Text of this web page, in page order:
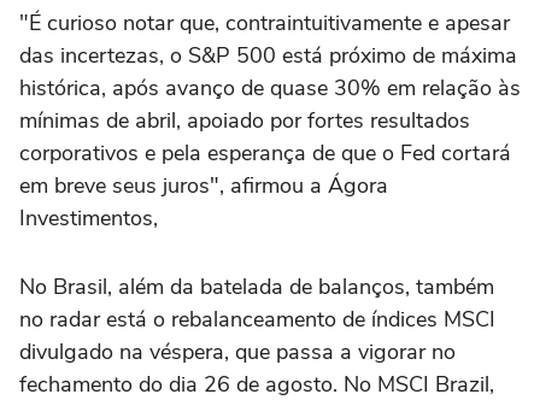
"É curioso notar que, contraintuitivamente e apesar
das incertezas, o S&P 500 está próximo de máxima
histórica, após avanço de quase 30% em relação às
mínimas de abril, apoiado por fortes resultados
corporativos e pela esperança de que o Fed cortará
em breve seus juros", afirmou a Ágora
Investimentos,
No Brasil, além da batelada de balanços, também
no radar está o rebalanceamento de índices MSCI
divulgado na véspera, que passa a vigorar no
fechamento do dia 26 de agosto. No MSCI Brazil,